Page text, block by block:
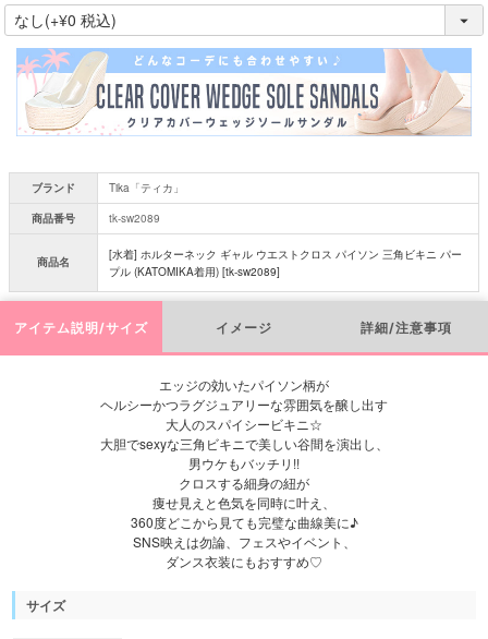
(
必
須
)
ブランド
Tika「ティカ」
商品番号
tk-sw2089
商品名
[水着] ホルターネック ギャル ウエストクロス パイソン 三角ビキニ パー
プル (KATOMIKA着用) [tk-sw2089]
アイテム説明/サイズ イメージ 詳細/注意事項
エッジの効いたパイソン柄が
ヘルシーかつラグジュアリーな雰囲気を醸し出す
大人のスパイシービキニ☆
大胆でsexyな三角ビキニで美しい谷間を演出し、
男ウケもバッチリ!!
クロスする細身の紐が
痩せ見えと色気を同時に叶え、
360度どこから見ても完璧な曲線美に♪
SNS映えは勿論、フェスやイベント、
ダンス衣装にもおすすめ♡
サイズ